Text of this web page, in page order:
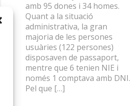
amb 95 dones i 34 homes.
Quant a la situació
administrativa, la gran
majoria de les persones
usuàries (122 persones)
disposaven de passaport,
mentre que 6 tenien NIE i
només 1 comptava amb DNI.
Pel que […]